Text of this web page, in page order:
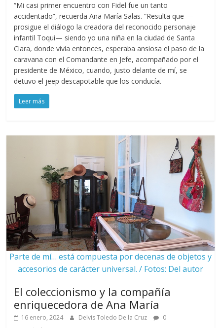
“Mi casi primer encuentro con Fidel fue un tanto
accidentado”, recuerda Ana María Salas. “Resulta que —
prosigue el diálogo la creadora del reconocido personaje
infantil Toqui— siendo yo una niña en la ciudad de Santa
Clara, donde vivía entonces, esperaba ansiosa el paso de la
caravana con el Comandante en Jefe, acompañado por el
presidente de México, cuando, justo delante de mí, se
detuvo el jeep descapotable que los conducía.
Leer más
Parte de mí… está compuesta por decenas de objetos y
accesorios de carácter universal. / Fotos: Del autor
El coleccionismo y la compañía
enriquecedora de Ana María
16 enero, 2024 Delvis Toledo De la Cruz
0